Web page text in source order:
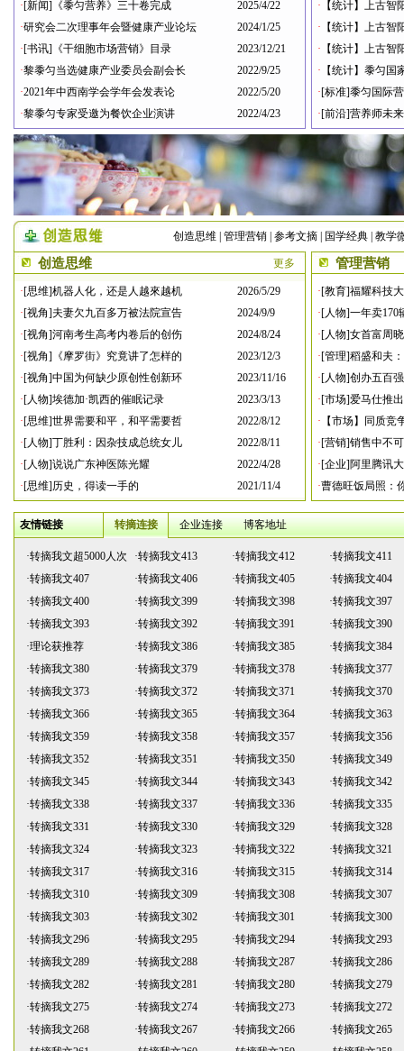
·[新闻]《黍匀营养》三十卷完成
2025/4/22
·研究会二次理事年会暨健康产业论坛
2024/1/25
·[书讯]《干细胞市场营销》目录
2023/12/21
·黎黍匀当选健康产业委员会副会长
2022/9/25
·2021年中西南学会学年会发表论
2022/5/20
·黎黍匀专家受邀为餐饮企业演讲 2022/4/23
· 【统计】上古智
· 【统计】上古智
· 【统计】上古智
· 【统计】黍匀国
·[标准]黍匀国际
·[前沿]营养师未
创造思维 管理营销 参考文摘 国学经典 教学
创造思维 更多
·[思维]机器人化，还是人越來越机
2026/5/29
·[视角]夫妻欠九百多万被法院宣告
2024/9/9
·[视角]河南考生高考内卷后的创伤
2024/8/24
·[视角]《摩罗街》究竟讲了怎样的
2023/12/3
·[视角]中国为何缺少原创性创新环
2023/11/16
·[人物]埃德加·凯西的催眠记录
2023/3/13
·[思维]世界需要和平，和平需要哲
2022/8/12
·[人物]丁胜利：因杂技成总统女儿
2022/8/11
·[人物]说说广东神医陈光耀
2022/4/28
·[思维]历史，得读一手的 2021/11/4
管理营销
·[教育]福耀科技
·[人物]一年卖170
·[人物]女首富周
·[管理]稻盛和夫
·[人物]创办五百
·[市场]爱马仕推
· 【市场】同质竞
·[营销]销售中不
·[企业]阿里腾讯
·曹德旺饭局照：
友情链接 转摘连接 企业连接 博客地址
·转摘我文超5000人次 ·转摘我文413 ·转摘我文412 ·转摘我文411
·转摘我文407 ·转摘我文406 ·转摘我文405 ·转摘我文404
·转摘我文400 ·转摘我文399 ·转摘我文398 ·转摘我文397
·转摘我文393 ·转摘我文392 ·转摘我文391 ·转摘我文390
·理论获推荐 ·转摘我文386 ·转摘我文385 ·转摘我文384
·转摘我文380 ·转摘我文379 ·转摘我文378 ·转摘我文377
·转摘我文373 ·转摘我文372 ·转摘我文371 ·转摘我文370
·转摘我文366 ·转摘我文365 ·转摘我文364 ·转摘我文363
·转摘我文359 ·转摘我文358 ·转摘我文357 ·转摘我文356
·转摘我文352 ·转摘我文351 ·转摘我文350 ·转摘我文349
·转摘我文345 ·转摘我文344 ·转摘我文343 ·转摘我文342
·转摘我文338 ·转摘我文337 ·转摘我文336 ·转摘我文335
·转摘我文331 ·转摘我文330 ·转摘我文329 ·转摘我文328
·转摘我文324 ·转摘我文323 ·转摘我文322 ·转摘我文321
·转摘我文317 ·转摘我文316 ·转摘我文315 ·转摘我文314
·转摘我文310 ·转摘我文309 ·转摘我文308 ·转摘我文307
·转摘我文303 ·转摘我文302 ·转摘我文301 ·转摘我文300
·转摘我文296 ·转摘我文295 ·转摘我文294 ·转摘我文293
·转摘我文289 ·转摘我文288 ·转摘我文287 ·转摘我文286
·转摘我文282 ·转摘我文281 ·转摘我文280 ·转摘我文279
·转摘我文275 ·转摘我文274 ·转摘我文273 ·转摘我文272
·转摘我文268 ·转摘我文267 ·转摘我文266 ·转摘我文265